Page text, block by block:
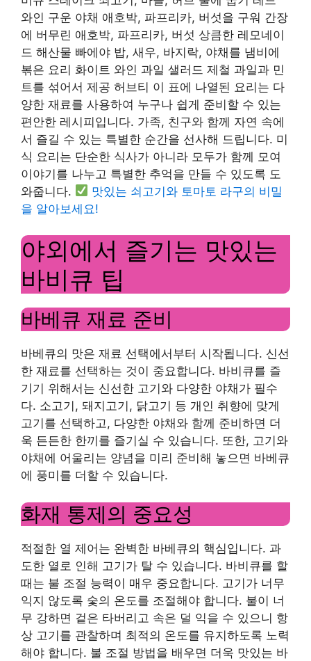
와인 구운 야채 애호박, 파프리카, 버섯을 구워 간장
에 버무린 애호박, 파프리카, 버섯 상큼한 레모네이
드 해산물 빠에야 밥, 새우, 바지락, 야채를 냄비에
볶은 요리 화이트 와인 과일 샐러드 제철 과일과 민
트를 섞어서 제공 허브티 이 표에 나열된 요리는 다
양한 재료를 사용하여 누구나 쉽게 준비할 수 있는
편안한 레시피입니다. 가족, 친구와 함께 자연 속에
서 즐길 수 있는 특별한 순간을 선사해 드립니다. 미
식 요리는 단순한 식사가 아니라 모두가 함께 모여
이야기를 나누고 특별한 추억을 만들 수 있도록 도
와줍니다.
맛있는 쇠고기와 토마토 라구의 비밀
을 알아보세요!
야외에서 즐기는 맛있는
바비큐 팁
바베큐 재료 준비
바베큐의 맛은 재료 선택에서부터 시작됩니다. 신선
한 재료를 선택하는 것이 중요합니다. 바비큐를 즐
기기 위해서는 신선한 고기와 다양한 야채가 필수
다. 소고기, 돼지고기, 닭고기 등 개인 취향에 맞게
고기를 선택하고, 다양한 야채와 함께 준비하면 더
욱 든든한 한끼를 즐기실 수 있습니다. 또한, 고기와
야채에 어울리는 양념을 미리 준비해 놓으면 바베큐
에 풍미를 더할 수 있습니다.
화재 통제의 중요성
적절한 열 제어는 완벽한 바베큐의 핵심입니다. 과
도한 열로 인해 고기가 탈 수 있습니다. 바비큐를 할
때는 불 조절 능력이 매우 중요합니다. 고기가 너무
익지 않도록 숯의 온도를 조절해야 합니다. 불이 너
무 강하면 겉은 타버리고 속은 덜 익을 수 있으니 항
상 고기를 관찰하며 최적의 온도를 유지하도록 노력
해야 합니다. 불 조절 방법을 배우면 더욱 맛있는 바